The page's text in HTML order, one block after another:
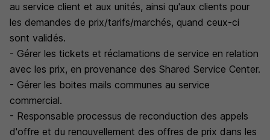
au service client et aux unités, ainsi qu'aux clients pour
les demandes de prix/tarifs/marchés, quand ceux-ci
sont validés.
- Gérer les tickets et réclamations de service en relation
avec les prix, en provenance des Shared Service Center.
- Gérer les boites mails communes au service
commercial.
- Responsable processus de reconduction des appels
d'offre et du renouvellement des offres de prix dans les